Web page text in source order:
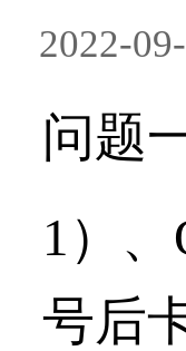
2022-
问题
1）
号后